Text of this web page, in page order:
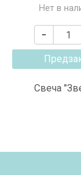
Нет в
Свеча